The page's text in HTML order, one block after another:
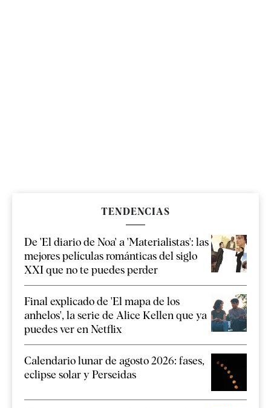
TENDENCIAS
De 'El diario de Noa' a 'Materialistas': las
mejores películas románticas del siglo
XXI que no te puedes perder
Final explicado de 'El mapa de los
anhelos', la serie de Alice Kellen que ya
puedes ver en Netflix
Calendario lunar de agosto 2026: fases,
eclipse solar y Perseidas